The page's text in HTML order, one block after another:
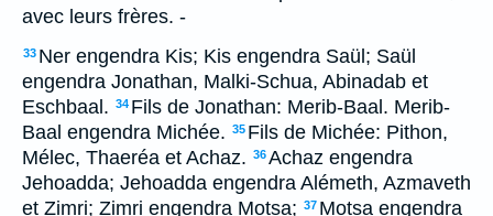
avec leurs frères. -
33 Ner engendra Kis; Kis engendra Saül; Saül
engendra Jonathan, Malki-Schua, Abinadab et
Eschbaal. 34 Fils de Jonathan: Merib-Baal. Merib-
Baal engendra Michée. 35 Fils de Michée: Pithon,
Mélec, Thaeréa et Achaz. 36Achaz engendra
Jehoadda; Jehoadda engendra Alémeth, Azmaveth
et Zimri; Zimri engendra Motsa; 37 Motsa engendra